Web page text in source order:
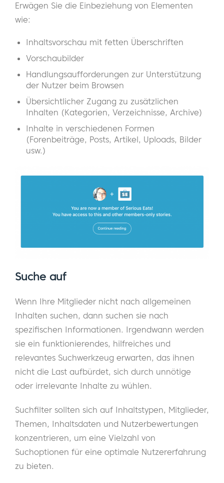
Erwägen Sie die Einbeziehung von Elementen
wie:
Inhaltsvorschau mit fetten Überschriften
Vorschaubilder
Handlungsaufforderungen zur Unterstützung
der Nutzer beim Browsen
Übersichtlicher Zugang zu zusätzlichen
Inhalten (Kategorien, Verzeichnisse, Archive)
Inhalte in verschiedenen Formen
(Forenbeiträge, Posts, Artikel, Uploads, Bilder
usw.)
Suche auf
Wenn Ihre Mitglieder nicht nach allgemeinen
Inhalten suchen, dann suchen sie nach
spezifischen Informationen. Irgendwann werden
sie ein funktionierendes, hilfreiches und
relevantes Suchwerkzeug erwarten, das ihnen
nicht die Last aufbürdet, sich durch unnötige
oder irrelevante Inhalte zu wühlen.
Suchfilter sollten sich auf Inhaltstypen, Mitglieder,
Themen, Inhaltsdaten und Nutzerbewertungen
konzentrieren, um eine Vielzahl von
Suchoptionen für eine optimale Nutzererfahrung
zu bieten.